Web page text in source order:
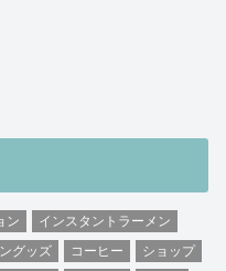
ン
インスタントラーメン
グッズ コーヒー
ショップ